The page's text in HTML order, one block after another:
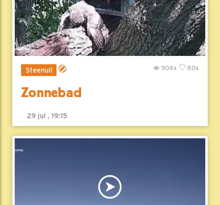
Steenuil 80x
904x
Zonnebad
29 jul , 19:15